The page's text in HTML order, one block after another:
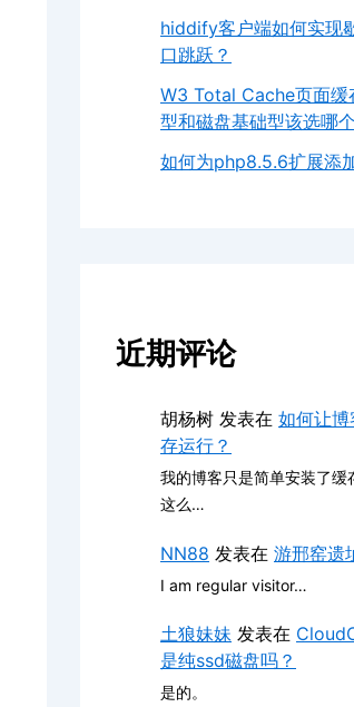
hiddify客户端如何实现
口跳跃？
W3 Total Cache页面缓
型和磁盘基础型该选哪
如何为php8.5.6扩展添
近期评论
胡杨树 发表在 如何让
存运行？
我的博客只是简单安装了缓
这么…
NN88 发表在 游邢窑遗
I am regular visitor…
土狼妹妹 发表在
是纯ssd磁盘吗？
是的。